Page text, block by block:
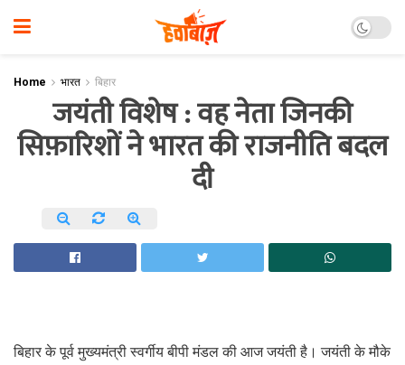
Home भारत बिहार
जयंती विशेष : वह नेता जिनकी
सिफ़ारिशों ने भारत की राजनीति बदल
दी
बिहार के पूर्व मुख्यमंत्री स्वर्गीय बीपी मंडल की आज जयंती है। जयंती के मौके